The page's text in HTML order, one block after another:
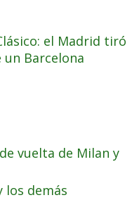
el Madrid tiró
Barcelona
vuelta de Milan y
los demás